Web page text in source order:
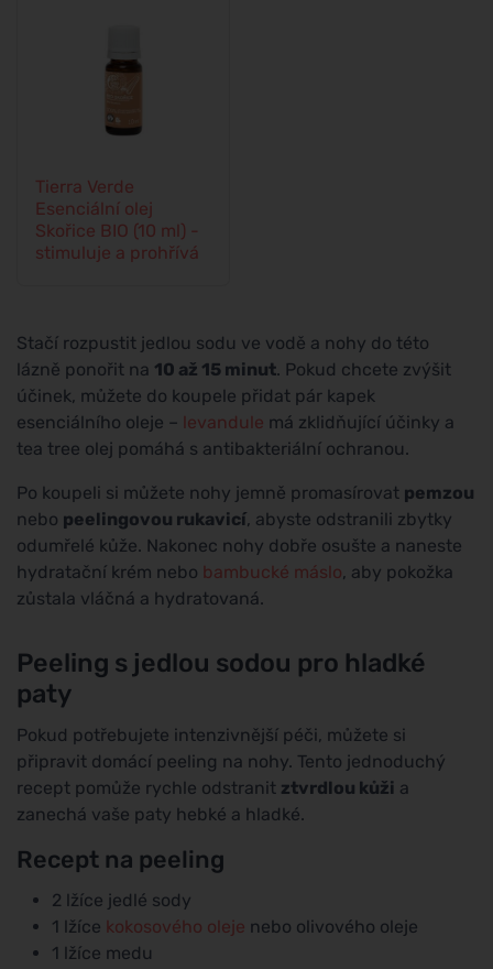
Tierra Verde
Esenciální olej
Skořice BIO (10 ml) -
stimuluje a prohřívá
Stačí rozpustit jedlou sodu ve vodě a nohy do této
lázně ponořit na 10 až 15 minut. Pokud chcete zvýšit
účinek, můžete do koupele přidat pár kapek
esenciálního oleje – levandule má zklidňující účinky a
tea tree olej pomáhá s antibakteriální ochranou.
Po koupeli si můžete nohy jemně promasírovat pemzou
nebo peelingovou rukavicí, abyste odstranili zbytky
odumřelé kůže. Nakonec nohy dobře osušte a naneste
hydratační krém nebo bambucké máslo, aby pokožka
zůstala vláčná a hydratovaná.
Peeling s jedlou sodou pro hladké
paty
Pokud potřebujete intenzivnější péči, můžete si
připravit domácí peeling na nohy. Tento jednoduchý
recept pomůže rychle odstranit ztvrdlou kůži a
zanechá vaše paty hebké a hladké.
Recept na peeling
2 lžíce jedlé sody
1 lžíce kokosového oleje nebo olivového oleje
1 lžíce medu